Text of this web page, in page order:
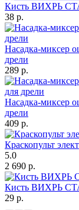
Кисть ВИХРЬ
38 p.
Насадка-миксер
дрели
289 p.
Насадка-миксер
дрели
409 p.
Краскопульт
5.0
2 690 p.
Кисть ВИХРЬ
29 p.